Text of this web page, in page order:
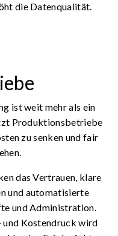
die Datenqualität.
ist weit mehr als ein
Produktionsbetriebe
zu senken und fair
das Vertrauen, klare
und automatisierte
und Administration.
und Kostendruck wird